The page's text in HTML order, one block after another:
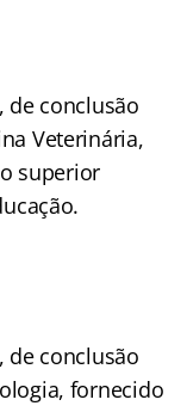
de conclusão
Veterinária,
superior
de conclusão
fornecido